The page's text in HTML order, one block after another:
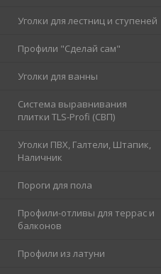
Уголки для лестниц и ступеней
Профили "Сделай сам"
Уголки для ванны
Система выравнивания
плитки TLS-Profi (СВП)
Уголки ПВХ, Галтели, Штапик,
Наличник
Пороги для пола
Профили-отливы для террас и
балконов
Профили из латуни